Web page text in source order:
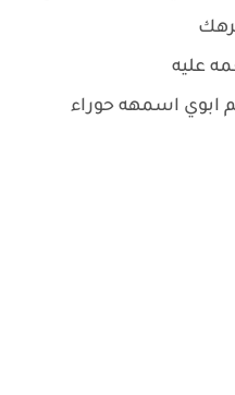
عليه
ابوي اسمهه حوراء